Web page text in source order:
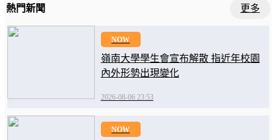
熱門新聞 更多
NOW
嶺南大學學生會宣布解散 指近年校園
內外形勢出現變化
2026-08-06 23:53
NOW